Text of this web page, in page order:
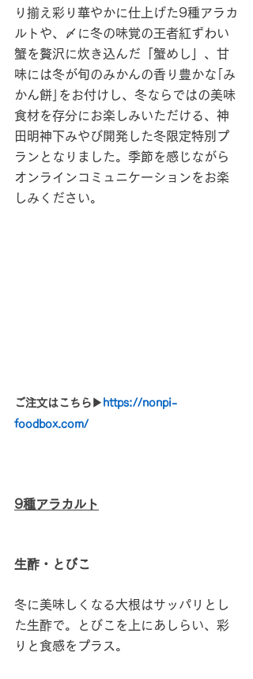
り揃え彩り華やかに仕上げた9種アラカ
ルトや、〆に冬の味覚の王者紅ずわい
蟹を贅沢に炊き込んだ「蟹めし」、甘
味には冬が旬のみかんの香り豊かな｢み
かん餅｣をお付けし、冬ならではの美味
食材を存分にお楽しみいただける、神
田明神下みやび開発した冬限定特別プ
ランとなりました。季節を感じながら
オンラインコミュニケーションをお楽
しみください。
ご注文はこちら▶ https://nonpi-
foodbox.com/
9種アラカルト
生酢・とびこ
冬に美味しくなる大根はサッパリとし
た生酢で。とびこを上にあしらい、彩
りと食感をプラス。